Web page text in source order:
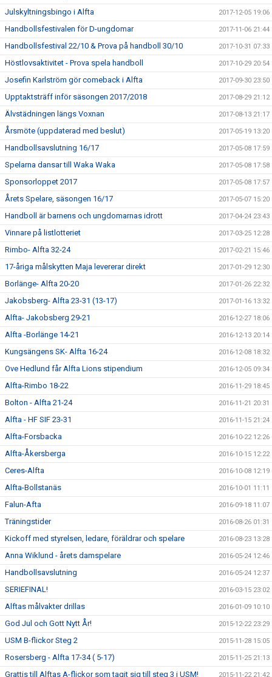
Julskyltningsbingo i Alfta 2017-12-05 19:06
Handbollsfestivalen för D-ungdomar 2017-11-06 21:44
Handbollsfestival 22/10 & Prova på handboll 30/10 2017-10-31 07:33
Höstlovsaktivitet - Prova spela handboll 2017-10-29 20:54
Josefin Karlström gör comeback i Alfta 2017-09-30 23:50
Upptaktsträff inför säsongen 2017/2018 2017-08-29 21:12
Älvstädningen längs Voxnan 2017-08-13 21:17
Årsmöte (uppdaterad med beslut) 2017-05-19 13:20
Handbollsavslutning 16/17 2017-05-08 17:59
Spelarna dansar till Waka Waka 2017-05-08 17:58
Sponsorloppet 2017 2017-05-08 17:57
Årets Spelare, säsongen 16/17 2017-05-07 15:20
Handboll är barnens och ungdomarnas idrott 2017-04-24 23:43
Vinnare på listlotteriet 2017-03-25 12:28
Rimbo- Alfta 32-24 2017-02-21 15:46
17-åriga målskytten Maja levererar direkt 2017-01-29 12:30
Borlänge- Alfta 20-20 2017-01-26 22:32
Jakobsberg- Alfta 23-31 (13-17) 2017-01-16 13:32
Alfta- Jakobsberg 29-21 2016-12-27 18:06
Alfta -Borlänge 14-21 2016-12-13 20:14
Kungsängens SK- Alfta 16-24 2016-12-08 18:32
Ove Hedlund får Alfta Lions stipendium 2016-12-05 09:34
Alfta-Rimbo 18-22 2016-11-29 18:45
Bolton - Alfta 21-24 2016-11-21 20:31
Alfta - HF SIF 23-31 2016-11-15 21:24
Alfta-Forsbacka 2016-10-22 12:26
Alfta-Åkersberga 2016-10-15 12:22
Ceres-Alfta 2016-10-08 12:19
Alfta-Bollstanäs 2016-10-01 11:11
Falun-Afta 2016-09-18 11:07
Träningstider 2016-08-26 01:31
Kickoff med styrelsen, ledare, föräldrar och spelare 2016-08-23 13:28
Anna Wiklund - årets damspelare 2016-05-24 12:46
Handbollsavslutning 2016-05-24 12:37
SERIEFINAL! 2016-03-15 23:02
Alftas målvakter drillas 2016-01-09 10:10
God Jul och Gott Nytt År! 2015-12-22 23:29
USM B-flickor Steg 2 2015-11-28 15:05
Rosersberg - Alfta 17-34 ( 5-17) 2015-11-25 21:13
Grattis till Alftas A-flickor som tagit sig till steg 3 i USM! 2015-11-22 21:42